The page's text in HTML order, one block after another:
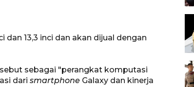
dan 13,3 inci dan akan dijual dengan
sebagai "perangkat komputasi
dari smartphone Galaxy dan kinerja